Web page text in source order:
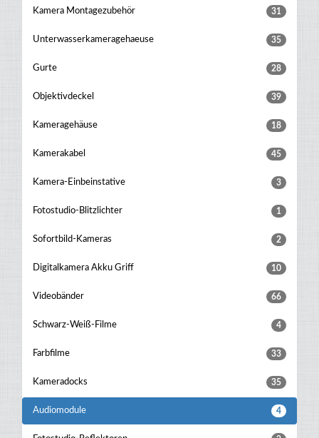
Kamera Montagezubehör 31
Unterwasserkameragehaeuse 35
Gurte 28
Objektivdeckel 39
Kameragehäuse 18
Kamerakabel 45
Kamera-Einbeinstative 3
Fotostudio-Blitzlichter 1
Sofortbild-Kameras 2
Digitalkamera Akku Griff 10
Videobänder 66
Schwarz-Weiß-Filme 4
Farbfilme 33
Kameradocks 35
Audiomodule 4